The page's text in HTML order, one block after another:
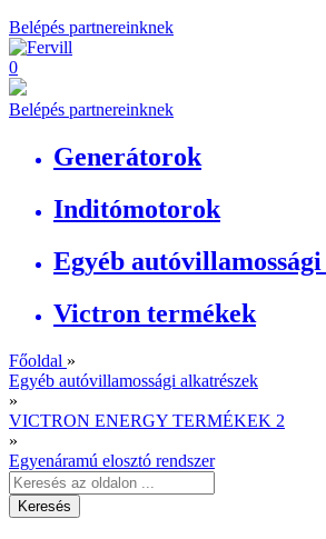
Belépés partnereinknek
0
Belépés partnereinknek
Generátorok
Inditómotorok
Egyéb
Victron termékek
Főoldal »
Egyéb autóvillamossági alkatrészek
»
VICTRON ENERGY TERMÉKEK 2
»
Egyenáramú elosztó rendszer